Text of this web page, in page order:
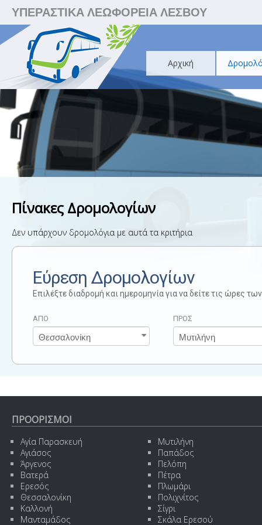
ΥΠΕΡΑΣΤΙΚΑ ΛΕΩΦΟΡΕΙΑ ΛΕΣΒΟΥ
Αρχική
Πίνακες Δρομολογίων
Δεν υπάρχουν δρομολόγια με αυτά τα κριτήρια
Εύρεση Δρομολογίων
Επιλέξτε διαδρομή και ημερομηνία για να δείτε τις ώρες
ΑΠΟ ΠΡΟΣ
ΠΡΟΟΡΙΣΜΟΙ
Αγία Παρασκευή
Αγιάσος
Άργενος
Βατερά
Ερεσός
Θεσσαλονίκη
Καλλονή
Μανταμάδος
Μυτιλήνη
Παπάδος
Πελόπη
Πέτρα
Πλωμάρι
Πολιχνίτος
Σίγρι
Σκάλα Ερεσού